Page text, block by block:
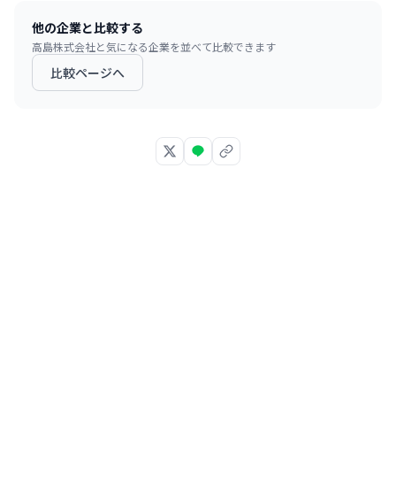
他の企業と比較する
高島株式会社と気になる企業を並べて比較できます
比較ページへ